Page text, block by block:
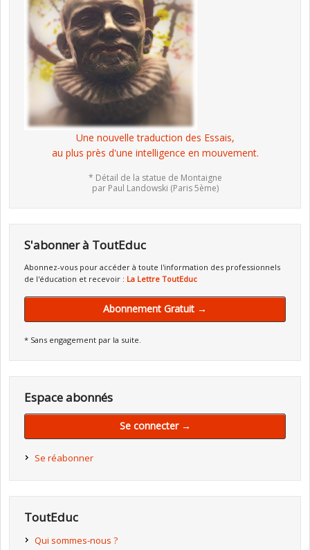
Une nouvelle traduction des Essais,
au plus près d'une intelligence en mouvement.
* Détail de la statue de Montaigne
par Paul Landowski (Paris 5ème)
S'abonner à ToutEduc
Abonnez-vous pour accéder à toute l'information des professionnels
de l'éducation et recevoir : La Lettre ToutEduc
Abonnement Gratuit →
* Sans engagement par la suite.
Espace abonnés
Se connecter →
Se réabonner
ToutEduc
Qui sommes-nous ?